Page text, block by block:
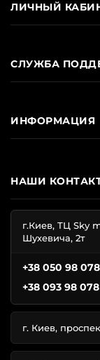
НАШИ
г.Киев, ТЦ Sky
Шухевича, 2т
+38 050 98
+38 093 98
г. Киев,
ЛИЧНЫЙ
СЛУЖБА
ИНФОРМАЦИЯ